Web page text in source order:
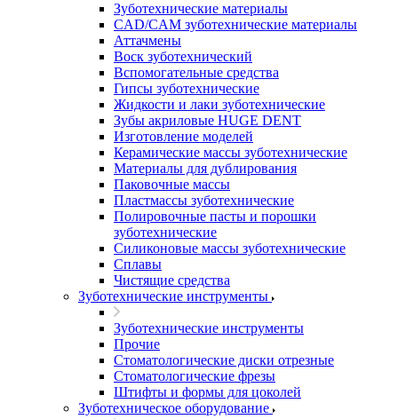
Зуботехнические материалы
CAD/CAM зуботехнические материалы
Аттачмены
Воск зуботехнический
Вспомогательные средства
Гипсы зуботехнические
Жидкости и лаки зуботехнические
Зубы акриловые HUGE DENT
Изготовление моделей
Керамические массы зуботехнические
Материалы для дублирования
Паковочные массы
Пластмассы зуботехнические
Полировочные пасты и порошки
зуботехнические
Силиконовые массы зуботехнические
Сплавы
Чистящие средства
Зуботехнические инструменты
Зуботехнические инструменты
Прочие
Стоматологические диски отрезные
Стоматологические фрезы
Штифты и формы для цоколей
Зуботехническое оборудование